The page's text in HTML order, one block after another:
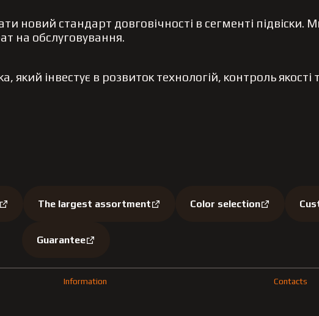
новий стандарт довговічності в сегменті підвіски.
на обслуговування.
інвестує в розвиток технологій, контроль якості
The largest assortment Color selection
Guarantee
Information Contacts